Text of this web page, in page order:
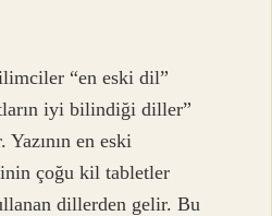
“en eski dil”
iyi bilindiği diller”
Yazının en eski
çoğu kil tabletler
dillerden gelir. Bu